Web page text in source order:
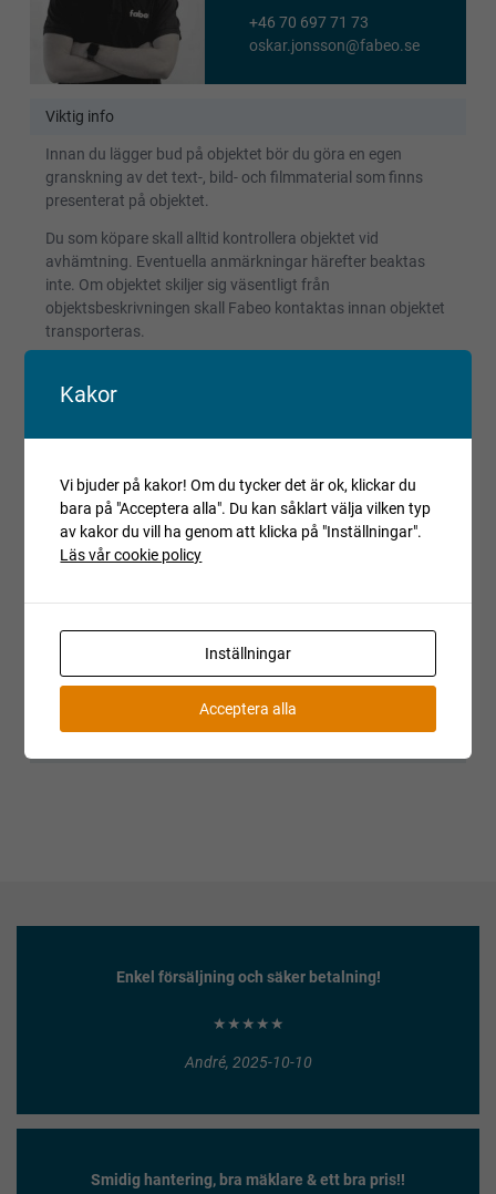
+46 70 697 71 73
oskar.jonsson@fabeo.se
Viktig info
Innan du lägger bud på objektet bör du göra en egen
granskning av det text-, bild- och filmmaterial som finns
presenterat på objektet.
Du som köpare skall alltid kontrollera objektet vid
avhämtning. Eventuella anmärkningar härefter beaktas
inte. Om objektet skiljer sig väsentligt från
objektsbeskrivningen skall Fabeo kontaktas innan objektet
transporteras.
reparationsobjekt, har det ej fått en fullständig kontroll eller
beskrivits och detta bör beaktas vid budgivning.
Registrerade fordon säljs avställda om inget annat anges.
Villkor och regler
Auktionen är avslutad
Är du intresserad av objektet men deltog inte i
budgivningen, var vänlig kontakta ansvarig mäklare för
Enkel försäljning och säker betalning!
★★★★★
André, 2025-10-10
Smidig hantering, bra mäklare & ett bra pris!!
Kakor
Vi bjuder på kakor! Om du tycker det är ok, klickar du
bara på "Acceptera alla". Du kan såklart välja vilken typ
av kakor du vill ha genom att klicka på "Inställningar".
Läs vår cookie policy
Inställningar
Acceptera alla